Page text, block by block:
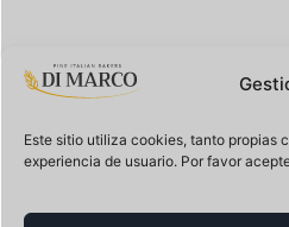
Este sitio utiliza cookies, tanto propias
experiencia de usuario. Por favor